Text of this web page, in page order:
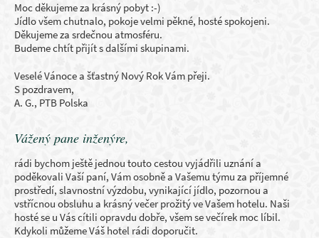
Moc děkujeme za krásný pobyt :-)
Jídlo všem chutnalo, pokoje velmi pěkné, hosté spokojeni.
Děkujeme za srdečnou atmosféru.
Budeme chtít přijít s dalšími skupinami.
Veselé Vánoce a šťastný Nový Rok Vám přeji.
S pozdravem,
A. G., PTB Polska
Vážený pane inženýre,
rádi bychom ještě jednou touto cestou vyjádřili uznání a
poděkovali Vaší paní, Vám osobně a Vašemu týmu za příjemné
prostředí, slavnostní výzdobu, vynikající jídlo, pozornou a
vstřícnou obsluhu a krásný večer prožitý ve Vašem hotelu. Naši
hosté se u Vás cítili opravdu dobře, všem se večírek moc líbil.
Kdykoli můžeme Váš hotel rádi doporučit.